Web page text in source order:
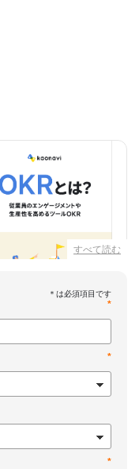
すべて読む
いいのか
ください。
*
*
*